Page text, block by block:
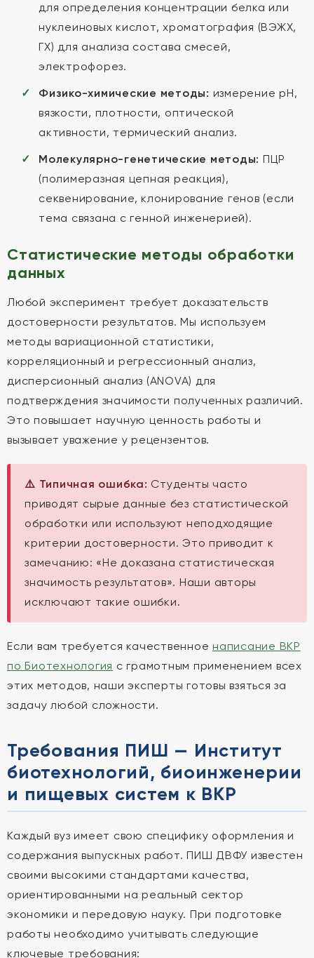
для определения концентрации белка или
нуклеиновых кислот, хроматография (ВЭЖХ,
ГХ) для анализа состава смесей,
электрофорез.
Физико-химические методы: измерение pH,
вязкости, плотности, оптической
активности, термический анализ.
Молекулярно-генетические методы: ПЦР
(полимеразная цепная реакция),
секвенирование, клонирование генов (если
тема связана с генной инженерией).
Статистические методы обработки
данных
Любой эксперимент требует доказательств
достоверности результатов. Мы используем
методы вариационной статистики,
корреляционный и регрессионный анализ,
дисперсионный анализ (ANOVA) для
подтверждения значимости полученных различий.
Это повышает научную ценность работы и
вызывает уважение у рецензентов.
⚠️ Типичная ошибка: Студенты часто
приводят сырые данные без статистической
обработки или используют неподходящие
критерии достоверности. Это приводит к
замечанию: «Не доказана статистическая
значимость результатов». Наши авторы
исключают такие ошибки.
Если вам требуется качественное написание ВКР
по Биотехнология с грамотным применением всех
этих методов, наши эксперты готовы взяться за
задачу любой сложности.
Требования ПИШ — Институт
биотехнологий, биоинженерии
и пищевых систем к ВКР
Каждый вуз имеет свою специфику оформления и
содержания выпускных работ. ПИШ ДВФУ известен
своими высокими стандартами качества,
ориентированными на реальный сектор
экономики и передовую науку. При подготовке
работы необходимо учитывать следующие
ключевые требования: